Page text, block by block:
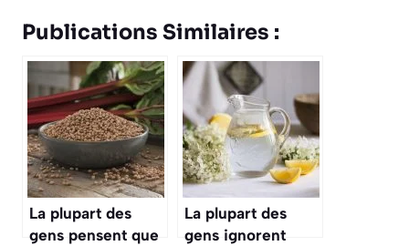
Publications Similaires :
La plupart des
gens pensent que
La plupart des
gens ignorent